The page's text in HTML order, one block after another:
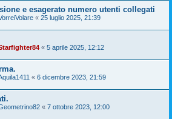
e esagerato numero utenti collegati
« 25 luglio 2025, 21:39
« 5 aprile 2025, 12:12
« 6 dicembre 2023, 21:59
« 7 ottobre 2023, 12:00